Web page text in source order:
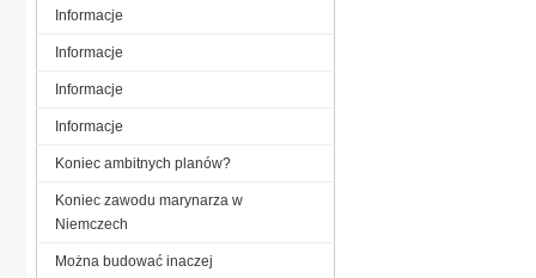
Informacje
Informacje
Informacje
Informacje
Koniec ambitnych planów?
Koniec zawodu marynarza w
Niemczech
Można budować inaczej